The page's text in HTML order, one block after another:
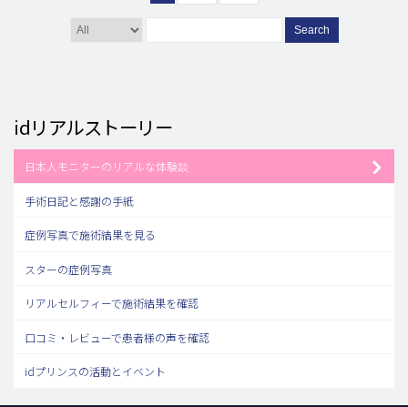
Search
idリアルストーリー
日本人モニターのリアルな体験談
手術日記と感謝の手紙
症例写真で施術結果を見る
スターの症例写真
リアルセルフィーで施術結果を確認
口コミ・レビューで患者様の声を確認
idプリンスの活動とイベント